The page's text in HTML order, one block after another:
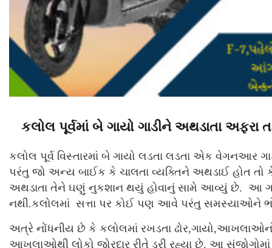
કલોલ પૂર્વમાં બે ગાયો ગાડીને અથડાતા અફરા
કલોલ પૂર્વ વિસ્તારમાં બે ગાયો લડતા લડતા એક વેગનઆર
પરંતુ જો અન્ય બાઈક કે ચાલતા વ્યક્તિને અથડાઈ હોત તો
અથડાતા તેને ઘણું નુકશાન થયું હોવાનું સામે આવ્યું છે. આ
નથી.કલોલમાં સત્તા પર કોઈ પણ આવે પરંતુ સમસ્યાઓને
અત્રે નોંધનીય છે કે કલોલમાં રખડતા
આખલાઓથી લોકો જોરદાર રીતે ડરી રહ્યા છે. આ સંજોગોમાં